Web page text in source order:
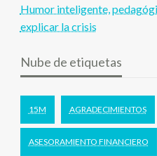
Humor inteligente,
explicar la crisis
Nube de etiquetas
15M AGRADECIMIENTOS
ASESORAMIENTO FINANCIERO